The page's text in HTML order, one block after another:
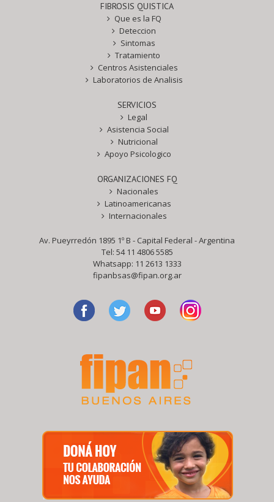
FIBROSIS QUISTICA
Que es la FQ
Deteccion
Sintomas
Tratamiento
Centros Asistenciales
Laboratorios de Analisis
SERVICIOS
Legal
Asistencia Social
Nutricional
Apoyo Psicologico
ORGANIZACIONES FQ
Nacionales
Latinoamericanas
Internacionales
Av. Pueyrredón 1895 1º B - Capital Federal - Argentina
Tel: 54 11 4806 5585
Whatsapp: 11 2613 1333
fipanbsas@fipan.org.ar